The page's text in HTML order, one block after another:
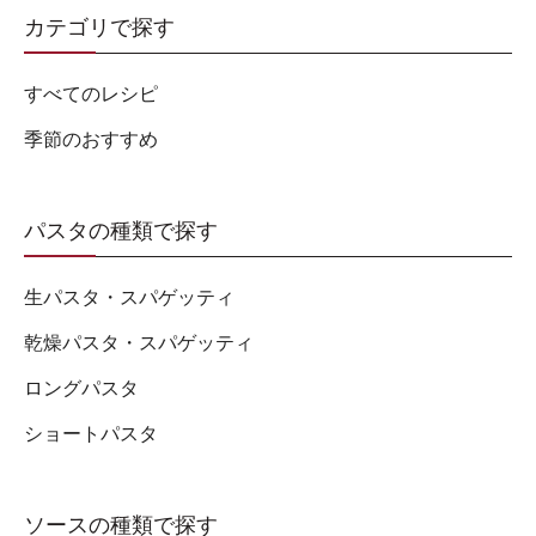
カテゴリで探す
すべてのレシピ
季節のおすすめ
パスタの種類で探す
生パスタ・スパゲッティ
乾燥パスタ・スパゲッティ
ロングパスタ
ショートパスタ
ソースの種類で探す